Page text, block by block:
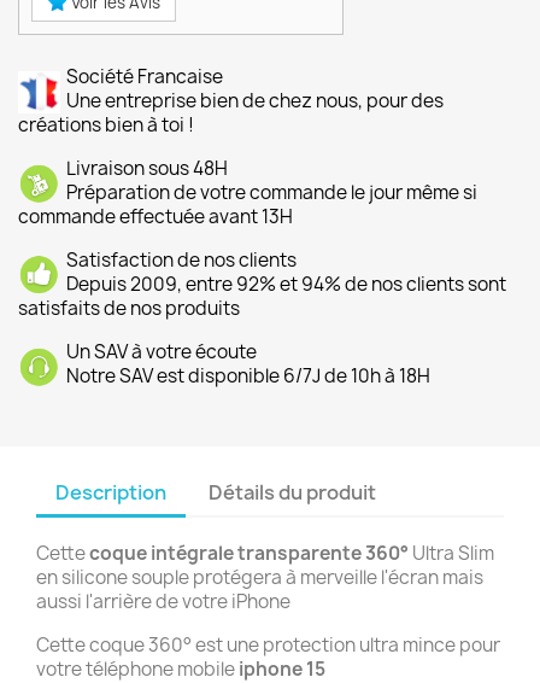
Société Francaise
Une entreprise bien de chez nous, pour des
créations bien à toi !
Livraison sous 48H
Préparation de votre commande le jour même si
commande effectuée avant 13H
Satisfaction de nos clients
Depuis 2009, entre 92% et 94% de nos clients sont
satisfaits de nos produits
Un SAV à votre écoute
Notre SAV est disponible 6/7J de 10h à 18H
Description Détails du produit
Cettecoque intégrale transparente 360° Ultra Slim
en silicone souple protégera à merveille l'écran mais
aussi l'arrière de votre iPhone
Cette coque 360° est une protection ultra mince pour
votre téléphone mobileiphone 15